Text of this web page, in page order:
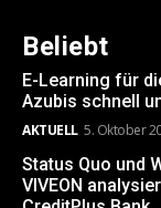
Beliebt
E-Learning für
Azubis schnell
AKTUELL 5. Oktober
Status Quo und
VIVEON